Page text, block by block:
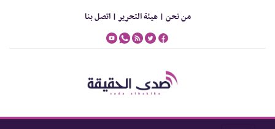
من نحن |هيئة التحرير |اتصل بنا